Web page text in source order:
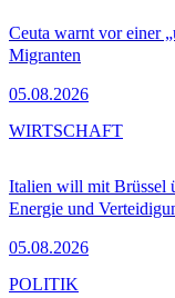
Ceuta warnt vor einer
Migranten
05.08.2026
Italien will mit Brüssel
Energie und
05.08.2026
WIRTSCHAFT
POLITIK